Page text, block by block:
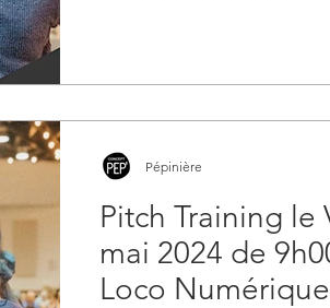
Pitch Training le
mai 2024 de
Loco Numérique
Pépinière